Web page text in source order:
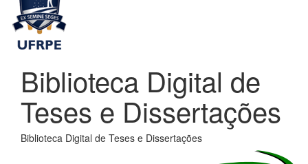
Biblioteca Digital de
Teses e Dissertações
Biblioteca Digital de Teses e Dissertações